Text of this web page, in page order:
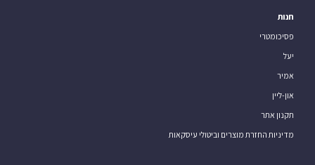
חנות
פסיכומטרי
יעל
אמיר
און-ליין
תקנון אתר
מדיניות החזרת מוצרים וביטולי עיסקאות